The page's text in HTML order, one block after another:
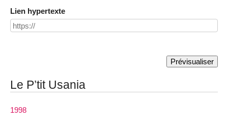
Lien hypertexte
Le P’tit Usania
1998